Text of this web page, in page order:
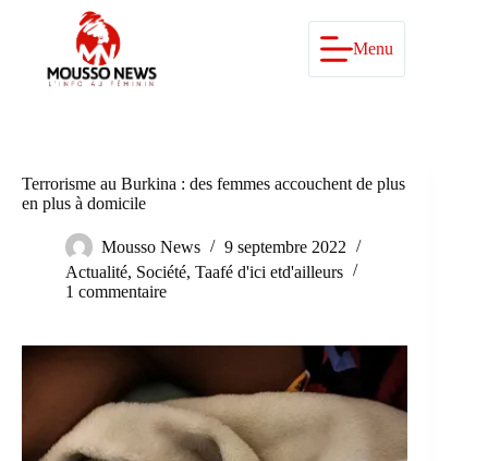
Menu
Terrorisme au Burkina : des femmes accouchent de plus
en plus à domicile
Mousso News
9 septembre 2022
Actualité, Société, Taafé d'ici etd'ailleurs
1 commentaire